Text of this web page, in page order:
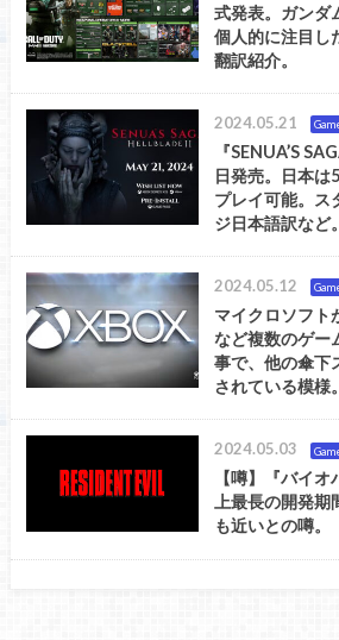
式発表。ガンダ
個人的に注目し
翻訳紹介。
2024.05.21
『SENUA’S
日発売。日本は
プレイ可能。ス
ジ日本語訳など。
2024.05.12
マイクロソフ
など複数のゲー
事で、他の傘下
されている模様。
2024.05.03
【噂】『バイ
上最長の開発
も近いとの噂。